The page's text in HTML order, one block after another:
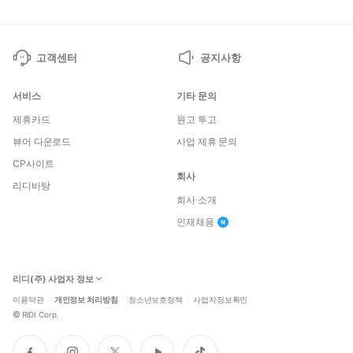
고객센터 공지사항
서비스
제휴카드
뷰어 다운로드
CP사이트
리디바탕
기타 문의
원고 투고
사업 제휴 문의
회사
회사 소개
인재채용
리디(주) 사업자 정보
이용약관 개인정보 처리방침 청소년보호정책 사업자정보확인
© RIDI Corp.